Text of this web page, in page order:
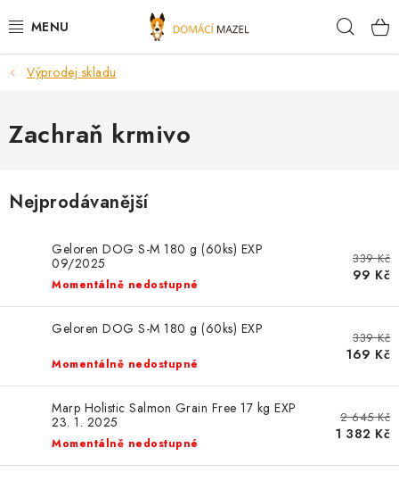
na
DOPORUČUJEME
VÝPRODEJ SKLADU
KOČKY
PRO CHOVATELE
OSTATNÍ
Výprodej skladu
Zachraň krmivo
Nejprodávanější
Geloren DOG S-M 180 g (60ks) EXP
09/2025
Momentálně nedostupné
339 Kč
99 Kč
Geloren DOG S-M 180 g (60ks) EXP
Momentálně nedostupné
339 Kč
169 Kč
Marp Holistic Salmon Grain Free 17 kg EXP
23. 1. 2025
Momentálně nedostupné
2 645 Kč
1 382 Kč